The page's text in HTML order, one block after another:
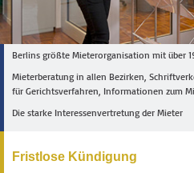
Berlins größte Mieterorganisation mit über
Mieterberatung in allen Bezirken,
für Gerichtsverfahren, Informationen zum
Die starke Interessenvertretung der Mieter
Fristlose Kündigung